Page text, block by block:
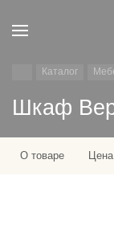
Каталог
Шкаф
О товаре